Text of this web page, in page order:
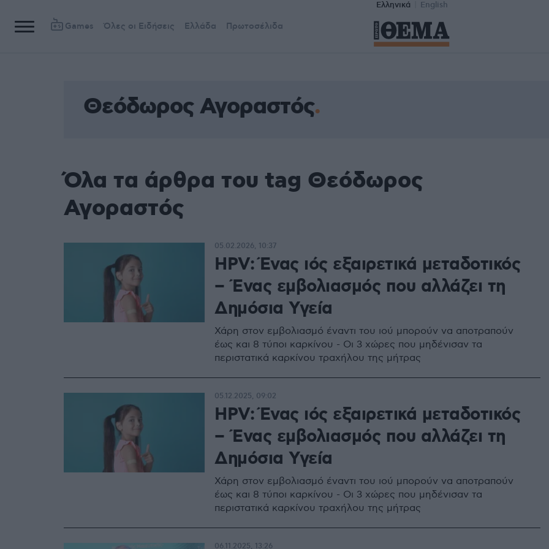
Ελληνικά English
Games Όλες οι Ειδήσεις Ελλάδα Πρωτοσέλιδα
Θεόδωρος Αγοραστός
Όλα τα άρθρα του tag Θεόδωρος
Αγοραστός
HPV: Ένας ιός εξαιρετικά μεταδοτικός
– Ένας εμβολιασμός που αλλάζει τη
Δημόσια Υγεία
Χάρη στον εμβολιασμό έναντι του ιού μπορούν να αποτραπούν
έως και 8 τύποι καρκίνου - Οι 3 χώρες που μηδένισαν τα
περιστατικά καρκίνου τραχήλου της μήτρας
05.02.2026, 10:37
HPV: Ένας ιός εξαιρετικά μεταδοτικός
– Ένας εμβολιασμός που αλλάζει τη
Δημόσια Υγεία
Χάρη στον εμβολιασμό έναντι του ιού μπορούν να αποτραπούν
έως και 8 τύποι καρκίνου - Οι 3 χώρες που μηδένισαν τα
περιστατικά καρκίνου τραχήλου της μήτρας
05.12.2025, 09:02
06.11.2025, 13:26